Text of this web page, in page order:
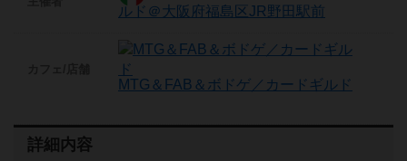
ルド＠大阪府福島区JR野田駅前
MTG＆FAB＆ボドゲ／カードギルド
詳細内容